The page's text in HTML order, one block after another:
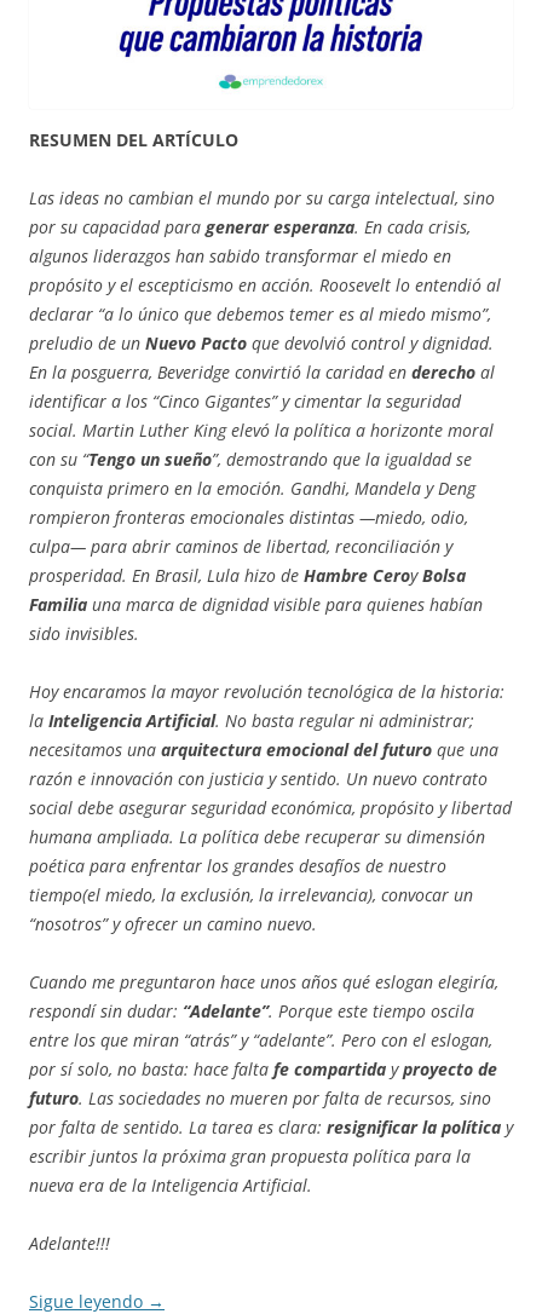
RESUMEN DEL ARTÍCULO
Las ideas no cambian el mundo por su carga intelectual, sino
por su capacidad para generaresperanza. En cada crisis,
algunos liderazgos han sabido transformar el miedo en
propósito y el escepticismo en acción. Roosevelt lo entendió al
declarar “a lo único que debemos temer es al miedo mismo”,
preludio de un Nuevo Pacto que devolvió control y dignidad.
En la posguerra, Beveridge convirtió la caridad en derecho al
identificar a los “Cinco Gigantes” y cimentar la seguridad
social. Martin Luther King elevó la política a horizonte moral
con su “Tengo un sueño”, demostrando que la igualdad se
conquista primero en la emoción. Gandhi, Mandela y Deng
rompieron fronteras emocionales distintas —miedo, odio,
culpa— para abrir caminos de libertad, reconciliación y
prosperidad. En Brasil, Lula hizo de Hambre CeroyBolsa
Familia una marca de dignidad visible para quienes habían
sido invisibles.
Hoy encaramos la mayor revolución tecnológica de la historia:
la Inteligencia Artificial. No basta regular ni administrar;
necesitamos una arquitectura emocional del futuro que una
razón e innovación con justicia y sentido. Un nuevo contrato
social debe asegurar seguridad económica, propósito y libertad
humana ampliada. La política debe recuperar su dimensión
poética para enfrentar los grandes desafíos de nuestro
tiempo(el miedo, la exclusión, la irrelevancia), convocar un
“nosotros” y ofrecer un camino nuevo.
Cuando me preguntaron hace unos años qué eslogan elegiría,
respondí sin dudar: “Adelante”. Porque este tiempo oscila
entre los que miran “atrás” y “adelante”. Pero con el eslogan,
por sí solo, no basta: hace falta fe compartida yproyecto de
futuro. Las sociedades no mueren por falta de recursos, sino
por falta de sentido. La tarea es clara: resignificar la política y
escribir juntos la próxima gran propuesta política para la
nueva era de la Inteligencia Artificial.
Adelante!!!
Sigue leyendo →